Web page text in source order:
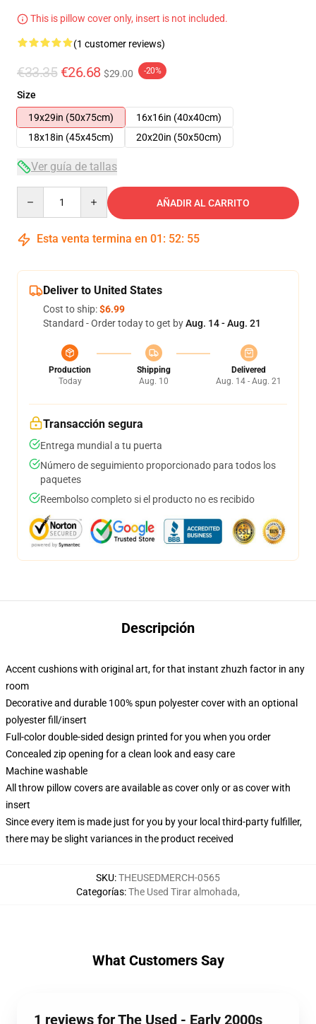
This is pillow cover only, insert is not included.
(1 customer reviews)
€33.35 €26.68 $29.00 -20%
Size
19x29in (50x75cm)
16x16in (40x40cm)
18x18in (45x45cm)
20x20in (50x50cm)
Ver guía de tallas
AÑADIR AL CARRITO
Esta venta termina en 01 : 52: 54
Deliver to United States
Cost to ship:$6.99
Standard - Order today to get byAug. 14 - Aug. 21
Production
Today
Shipping
Aug. 10
Delivered
Aug. 14 - Aug. 21
Transacción segura
Entrega mundial a tu puerta
Número de seguimiento proporcionado para todos los
paquetes
Reembolso completo si el producto no es recibido
Descripción
Accent cushions with original art, for that instant zhuzh factor in any
room
Decorative and durable 100% spun polyester cover with an optional
polyester fill/insert
Full-color double-sided design printed for you when you order
Concealed zip opening for a clean look and easy care
Machine washable
All throw pillow covers are available as cover only or as cover with
insert
Since every item is made just for you by your local third-party fulfiller,
there may be slight variances in the product received
SKU:THEUSEDMERCH-0565
Categorías:The Used Tirar almohada,
What Customers Say
1 reviews for The Used - Early 2000s